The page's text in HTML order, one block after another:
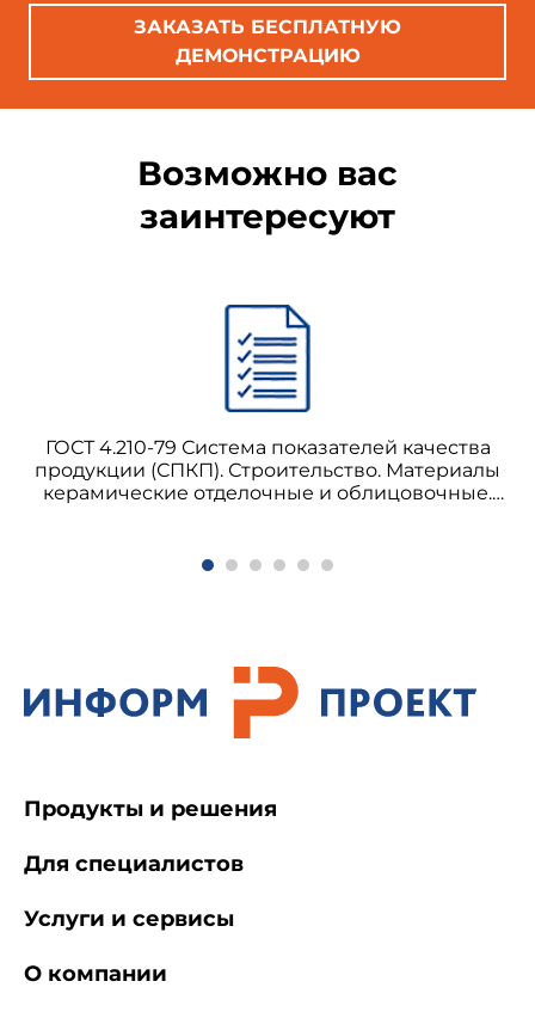
1.1.3. Содержание летучих (нелетучих) компонентов, %
1.1.4. Однородность массы
1.2. Показатели надежности
ЗАКАЗАТЬ БЕСПЛАТНУЮ
ДЕМОНСТРАЦИЮ
Возможно вас
заинтересуют
ГОСТ 4.210-79 Система показателей качества
продукции (СПКП). Строительство. Материалы
керамические отделочные и облицовочные.
Продукты и решения
Для специалистов
Услуги и сервисы
О компании